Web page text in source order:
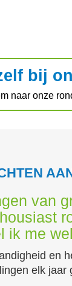
bij
naar onze
van
ik me
en
elk jaar